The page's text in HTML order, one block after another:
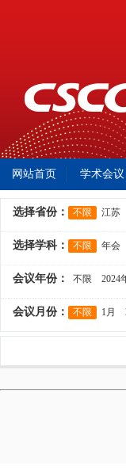
网站首页 学术会议
选择省份： 不限 江苏
选择学科： 不限 年会
会议年份： 不限 2024
会议月份： 不限 1月